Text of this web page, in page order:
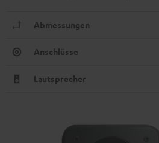
Abmessungen
Anschlüsse
Lautsprecher